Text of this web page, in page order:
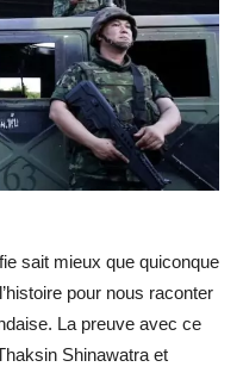
sait mieux que quiconque
pour nous raconter
La preuve avec ce
Shinawatra et